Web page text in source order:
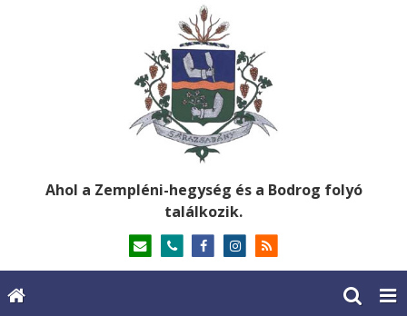
Ahol a Zempléni-hegység és a Bodrog folyó
találkozik.